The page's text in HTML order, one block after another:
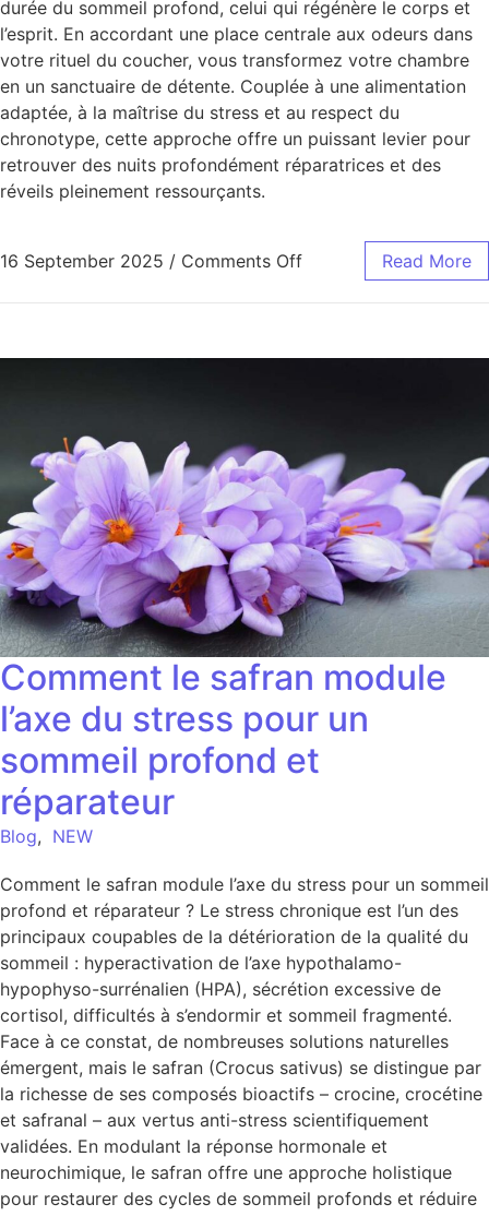
durée du sommeil profond, celui qui régénère le corps et
l’esprit. En accordant une place centrale aux odeurs dans
votre rituel du coucher, vous transformez votre chambre
en un sanctuaire de détente. Couplée à une alimentation
adaptée, à la maîtrise du stress et au respect du
chronotype, cette approche offre un puissant levier pour
retrouver des nuits profondément réparatrices et des
réveils pleinement ressourçants.
16 September 2025 / Comments Off Read More
Comment le safran module
l’axe du stress pour un
sommeil profond et
réparateur
Blog, NEW
Comment le safran module l’axe du stress pour un sommeil
profond et réparateur ? Le stress chronique est l’un des
principaux coupables de la détérioration de la qualité du
sommeil : hyperactivation de l’axe hypothalamo-
hypophyso-surrénalien (HPA), sécrétion excessive de
cortisol, difficultés à s’endormir et sommeil fragmenté.
Face à ce constat, de nombreuses solutions naturelles
émergent, mais le safran (Crocus sativus) se distingue par
la richesse de ses composés bioactifs – crocine, crocétine
et safranal – aux vertus anti-stress scientifiquement
validées. En modulant la réponse hormonale et
neurochimique, le safran offre une approche holistique
pour restaurer des cycles de sommeil profonds et réduire